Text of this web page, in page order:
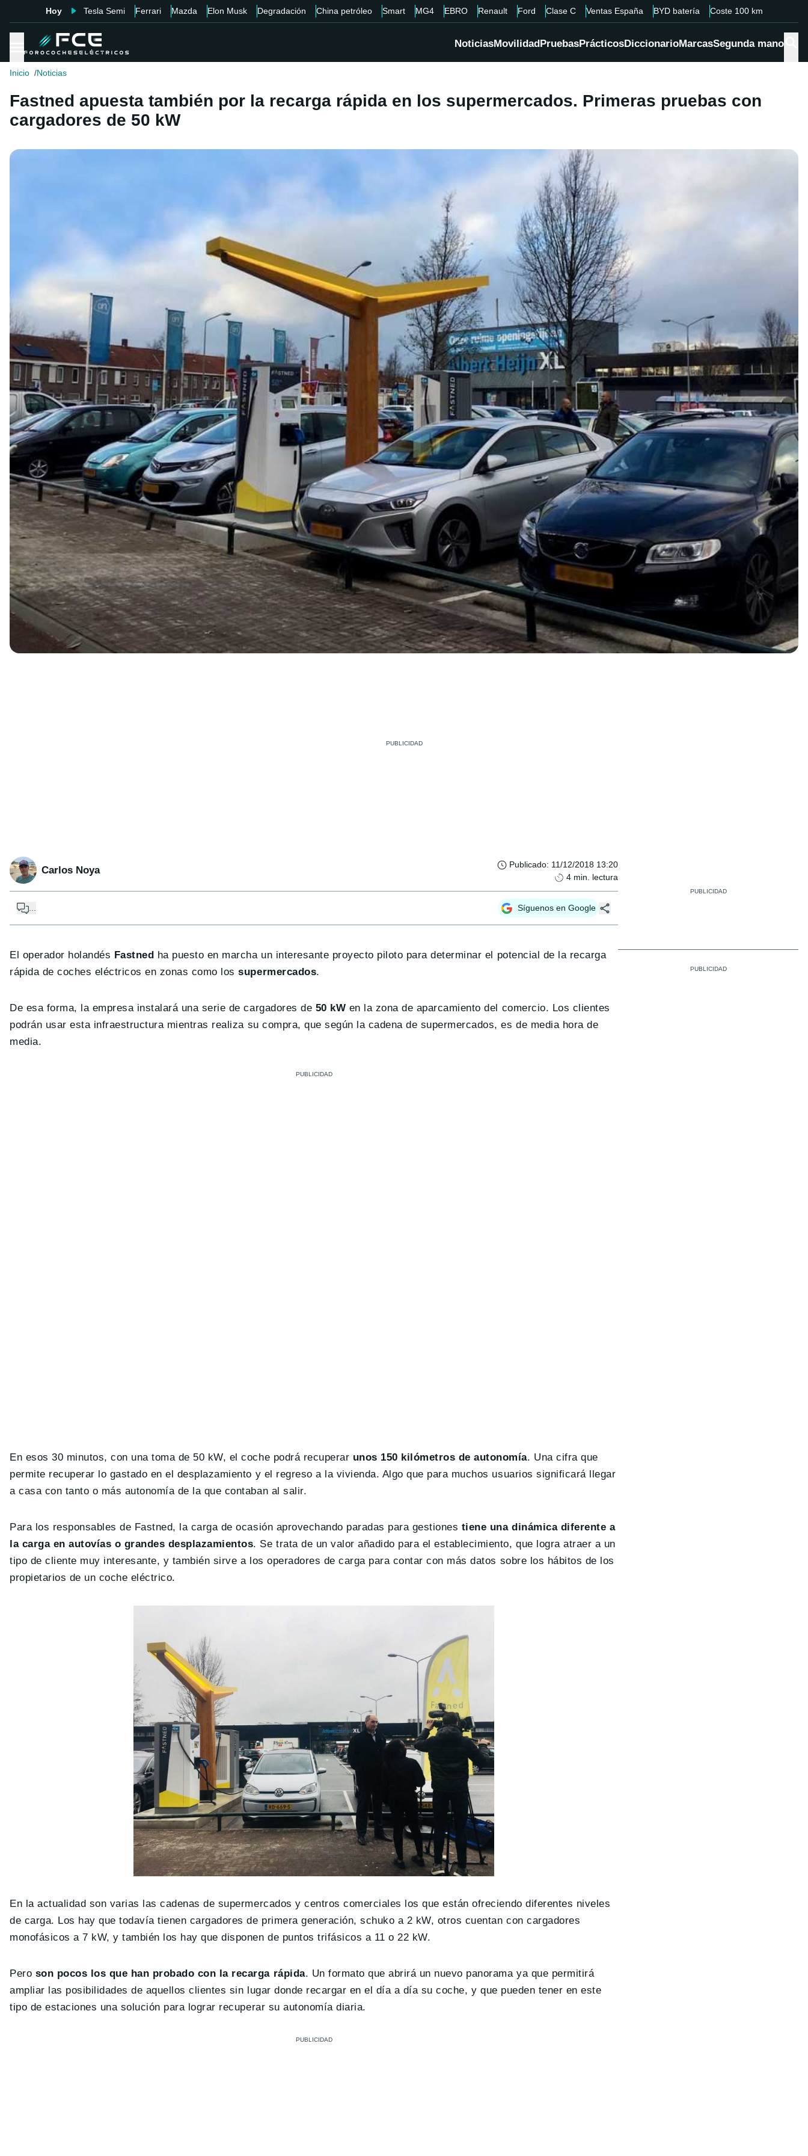
Hoy Tesla Semi Ferrari Mazda Elon Musk Degradación China petróleo Smart MG4 EBRO Renault Ford Clase C Ventas España BYD batería Coste 100 km
NoticiasMovilidadPruebasPrácticosDiccionarioMarcasSegunda mano
Inicio Noticias
Fastned apuesta también por la recarga rápida en los supermercados. Primeras pruebas con
cargadores de 50 kW
Carlos Noya Publicado: 11/12/2018 13:20
4 min. lectura
Síguenos en Google
El operador holandés Fastned ha puesto en marcha un interesante proyecto piloto para determinar el potencial de la recarga
rápida de coches eléctricos en zonas como lossupermercados.
De esa forma, la empresa instalará una serie de cargadores de 50 kW en la zona de aparcamiento del comercio. Los clientes
podrán usar esta infraestructura mientras realiza su compra, que según la cadena de supermercados, es de media hora de
media.
En esos 30 minutos, con una toma de 50 kW, el coche podrá recuperar unos 150 kilómetros de autonomía. Una cifra que
permite recuperar lo gastado en el desplazamiento y el regreso a la vivienda. Algo que para muchos usuarios significará llegar
a casa con tanto o más autonomía de la que contaban al salir.
Para los responsables de Fastned, la carga de ocasión aprovechando paradas para gestiones tiene una dinámica diferente a
la carga en autovías o grandes desplazamientos. Se trata de un valor añadido para el establecimiento, que logra atraer a un
tipo de cliente muy interesante, y también sirve a los operadores de carga para contar con más datos sobre los hábitos de los
propietarios de un coche eléctrico.
En la actualidad son varias las cadenas de supermercados y centros comerciales los que están ofreciendo diferentes niveles
de carga. Los hay que todavía tienen cargadores de primera generación, schuko a 2 kW, otros cuentan con cargadores
monofásicos a 7 kW, y también los hay que disponen de puntos trifásicos a 11 o 22 kW.
Pero son pocos los que han probado con la recarga rápida. Un formato que abrirá un nuevo panorama ya que permitirá
ampliar las posibilidades de aquellos clientes sin lugar donde recargar en el día a día su coche, y que pueden tener en este
tipo de estaciones una solución para lograr recuperar su autonomía diaria.